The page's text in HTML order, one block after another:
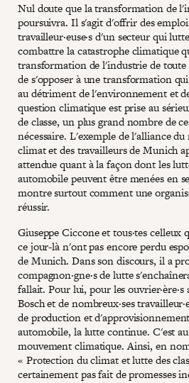
Nul doute que la transformation de
poursuivra. Il s'agit d'offrir des
travailleur·euse·s d'un secteur qui
combattre la catastrophe climatique
transformation de l'industrie de
de s'opposer à une transformation
au détriment de l'environnement et
question climatique est prise au
de classe, un plus grand nombre de
nécessaire. L'exemple de l'alliance
climat et des travailleurs de Munich
attendue quant à la façon dont les
automobile peuvent être menées en
montre surtout comment une
réussir.
Giuseppe Ciccone et tous·tes celleux
ce jour-là n'ont pas encore perdu
de Munich. Dans son discours, il a
compagnon·gne·s de lutte
fallait. Pour lui, pour les ouvrier·ère·s
Bosch et de nombreux·ses
de production et
automobile, la lutte continue. C'est
mouvement climatique. Ainsi, en
« Protection du climat et lutte des
certainement pas fait de promesses